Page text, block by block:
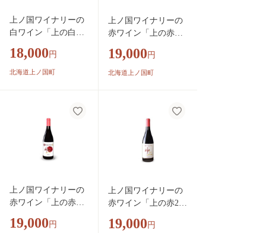
上ノ国ワイナリーの
白ワイン「上の白ナ
ml×1本 白ワイン
北海道ワイン スパ
ー プレゼント 高
級 ディナー お
酒 果実酒
18,000 円
北海道上ノ国町
上ノ国ワイナリーの
赤ワイン「上の赤マ
ml×1本
19,000 円
北海道上ノ国町
上ノ国ワイナリーの
赤ワイン「上の赤メ
l×1本 北海道ワイ
19,000 円
上ノ国ワイナリーの
赤ワイン「上の赤202
海道ワイン 赤ワイ
19,000 円